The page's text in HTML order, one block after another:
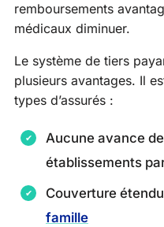
remboursements
médicaux diminuer.
Le système de tiers
plusieurs avantages. Il
types d’assurés :
Aucune avance
établissements
Couverture
famille